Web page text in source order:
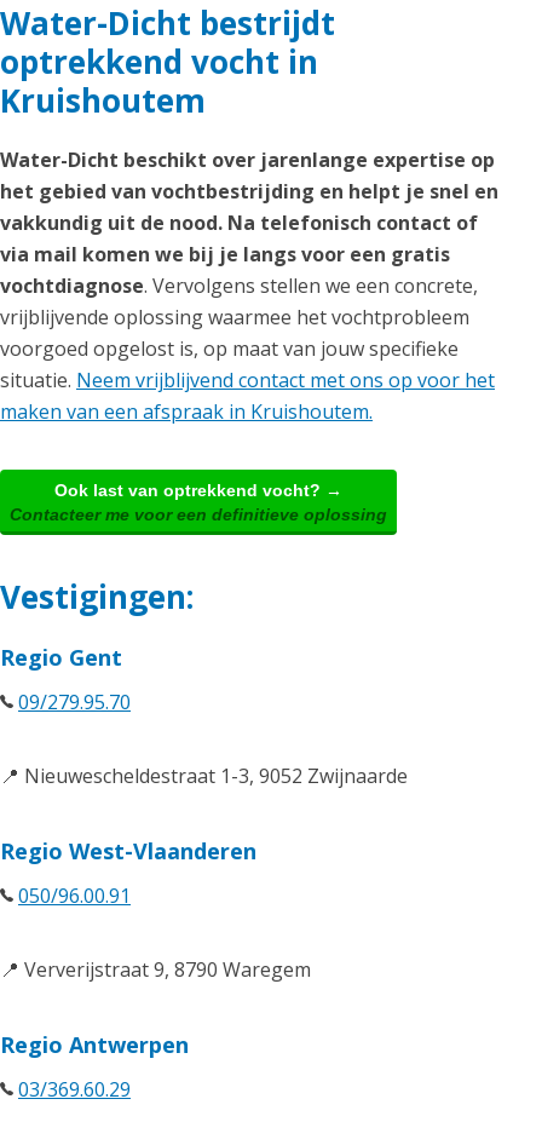
Water-Dicht bestrijdt
optrekkend vocht in
Kruishoutem
Water-Dicht beschikt over jarenlange expertise op
het gebied van vochtbestrijding en helpt je snel en
vakkundig uit de nood. Na telefonisch contact of
via mail komen we bij je langs voor een gratis
vochtdiagnose. Vervolgens stellen we een concrete,
vrijblijvende oplossing waarmee het vochtprobleem
voorgoed opgelost is, op maat van jouw specifieke
situatie. Neem vrijblijvend contact met ons op voor het
maken van een afspraak in Kruishoutem.
Ook last van optrekkend vocht? →
Contacteer me voor een definitieve oplossing
Vestigingen:
Regio Gent
09/279.95.70
📍 Nieuwescheldestraat 1-3, 9052 Zwijnaarde
Regio West-Vlaanderen
050/96.00.91
📍 Ververijstraat 9, 8790 Waregem
Regio Antwerpen
03/369.60.29